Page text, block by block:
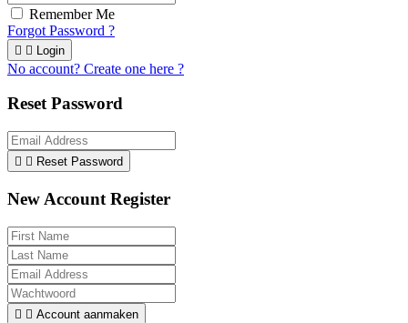
Remember Me
Forgot Password ?
  Login
No account? Create one here ?
Reset Password
  Reset Password
New Account Register
  Account aanmaken